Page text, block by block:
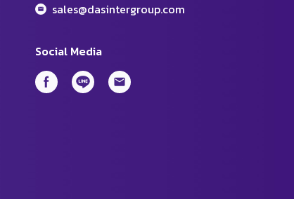
Social Media
sales@dasintergroup.com